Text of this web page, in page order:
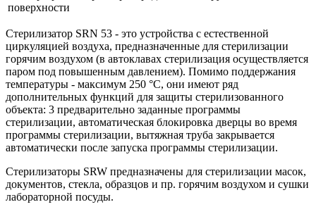
поверхности
Стерилизатор SRN 53 - это устройства с естественной
циркуляцией воздуха, предназначенные для стерилизации
горячим воздухом (в автоклавах стерилизация осуществляется
паром под повышенным давлением). Помимо поддержания
температуры - максимум 250 °C, они имеют ряд
дополнительных функций для защиты стерилизованного
объекта: 3 предварительно заданные программы
стерилизации, автоматическая блокировка дверцы во время
программы стерилизации, вытяжная труба закрывается
автоматически после запуска программы стерилизации.
Стерилизаторы SRW предназначены для стерилизации масок,
документов, стекла, образцов и пр. горячим воздухом и сушки
лабораторной посуды.